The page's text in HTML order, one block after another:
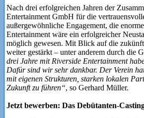
Nach drei erfolgreichen Jahren der
Entertainment GmbH für die
außergewöhnliche Engagement, die
Entertainment wäre ein erfolgreicher
möglich gewesen. Mit Blick auf die
weiter gestärkt – unter anderem durch die
drei Jahre mit Riverside Entertainment
Dafür sind wir sehr dankbar. Der Verein
mit eigenen Strukturen, starken lokalen
Zukunft zu führen“, so Gerhard Müller.
Jetzt bewerben: Das Debütanten-